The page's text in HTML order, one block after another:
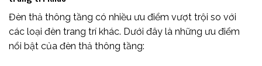
Đèn thả thông tầng có nhiều ưu điểm vượt trội so với
các loại đèn trang trí khác. Dưới đây là những ưu điểm
nổi bật của đèn thả thông tầng: